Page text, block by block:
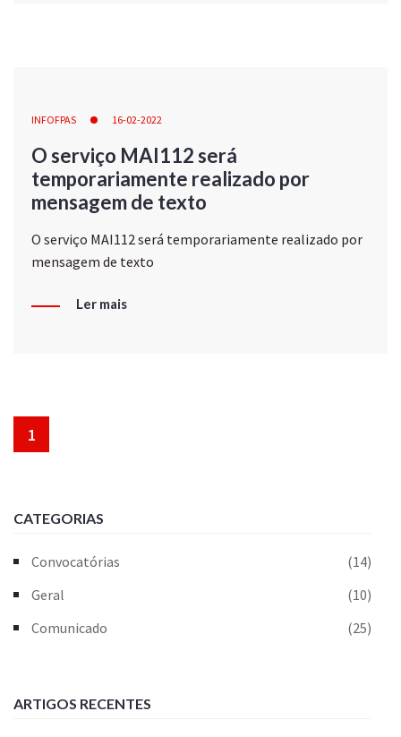
INFOFPAS 16-02-2022
O serviço MAI112 será
temporariamente realizado por
mensagem de texto
O serviço MAI112 será temporariamente realizado por
mensagem de texto
Ler mais
1
CATEGORIAS
Convocatórias
(14)
Geral
(10)
Comunicado
(25)
ARTIGOS RECENTES